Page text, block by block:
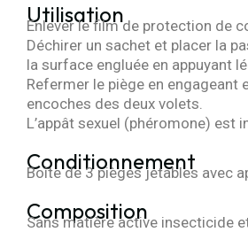
Utilisation
Enlever le film de protection de
Déchirer un sachet et placer la
la surface engluée en appuyant
Refermer le piège en engageant
encoches des deux volets.
L’appât sexuel (phéromone) est
Conditionnement
Boîte de 3 pièges jetables avec
Composition
Sans matière active insecticide